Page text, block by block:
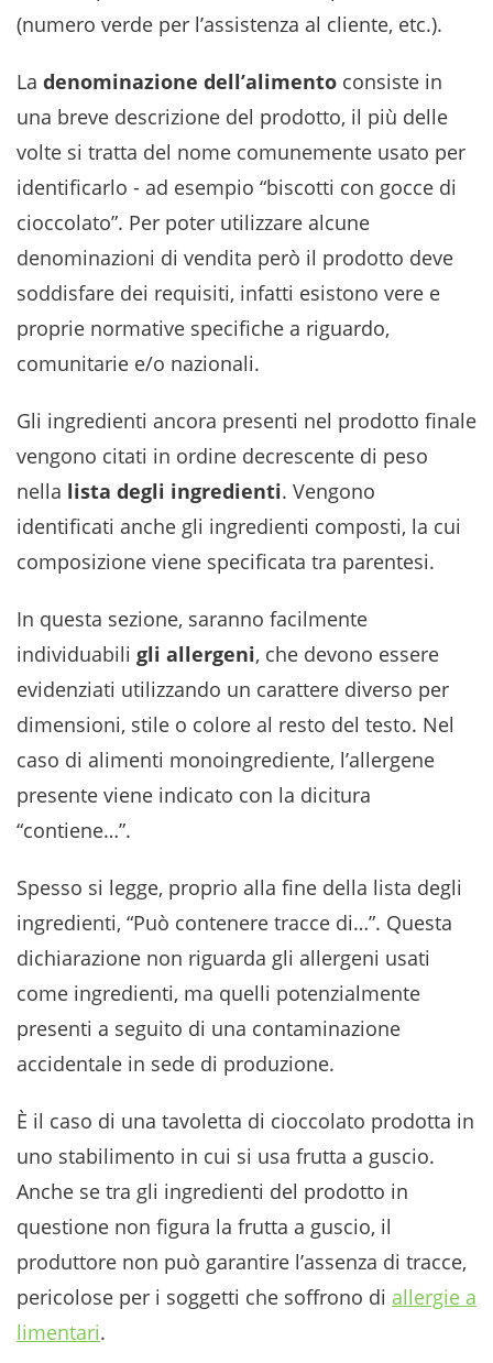
(numero verde per l’assistenza al cliente, etc.).
La denominazione dell’alimento consiste in
una breve descrizione del prodotto, il più delle
volte si tratta del nome comunemente usato per
identificarlo - ad esempio “biscotti con gocce di
cioccolato”. Per poter utilizzare alcune
denominazioni di vendita però il prodotto deve
soddisfare dei requisiti, infatti esistono vere e
proprie normative specifiche a riguardo,
comunitarie e/o nazionali.
Gli ingredienti ancora presenti nel prodotto finale
vengono citati in ordine decrescente di peso
nella lista degli ingredienti. Vengono
identificati anche gli ingredienti composti, la cui
composizione viene specificata tra parentesi.
In questa sezione, saranno facilmente
individuabili gli allergeni, che devono essere
evidenziati utilizzando un carattere diverso per
dimensioni, stile o colore al resto del testo. Nel
caso di alimenti monoingrediente, l’allergene
presente viene indicato con la dicitura
“contiene…”.
Spesso si legge, proprio alla fine della lista degli
ingredienti, “Può contenere tracce di…”. Questa
dichiarazione non riguarda gli allergeni usati
come ingredienti, ma quelli potenzialmente
presenti a seguito di una contaminazione
accidentale in sede di produzione.
È il caso di una tavoletta di cioccolato prodotta in
uno stabilimento in cui si usa frutta a guscio.
Anche se tra gli ingredienti del prodotto in
questione non figura la frutta a guscio, il
produttore non può garantire l’assenza di tracce,
pericolose per i soggetti che soffrono di allergie a
limentari.